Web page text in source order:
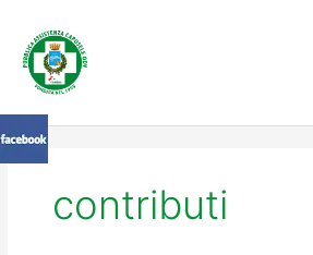
contenuto
contributi